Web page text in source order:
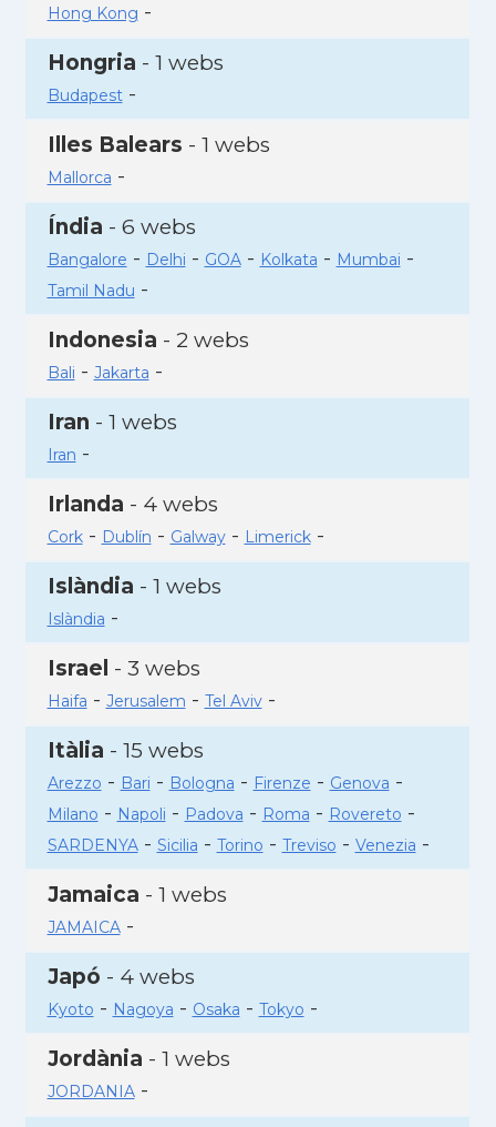
Hong Kong -
Hongria - 1 webs
Budapest-
Illes Balears - 1 webs
Mallorca -
Índia - 6 webs
Bangalore - Delhi - GOA- Kolkata - Mumbai -
Tamil Nadu -
Indonesia - 2 webs
Bali - Jakarta -
Iran - 1 webs
Iran -
Irlanda - 4 webs
Cork- Dublín - Galway- Limerick-
Islàndia - 1 webs
Islàndia -
Israel - 3 webs
Haifa - Jerusalem - Tel Aviv-
Itàlia - 15 webs
Arezzo - Bari - Bologna - Firenze - Genova -
Milano - Napoli - Padova - Roma - Rovereto -
SARDENYA- Sicilia - Torino - Treviso - Venezia -
Jamaica - 1 webs
JAMAICA-
Japó - 4 webs
Kyoto - Nagoya - Osaka - Tokyo -
Jordània - 1 webs
JORDANIA-